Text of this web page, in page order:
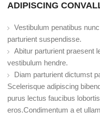
ADIPISCING
Vestibulum penatibus
parturient suspendisse.
Abitur parturient praesent
vestibulum hendre.
Diam parturient dictumst
Scelerisque adipiscing
purus lectus faucibus
eros.Condimentum a et